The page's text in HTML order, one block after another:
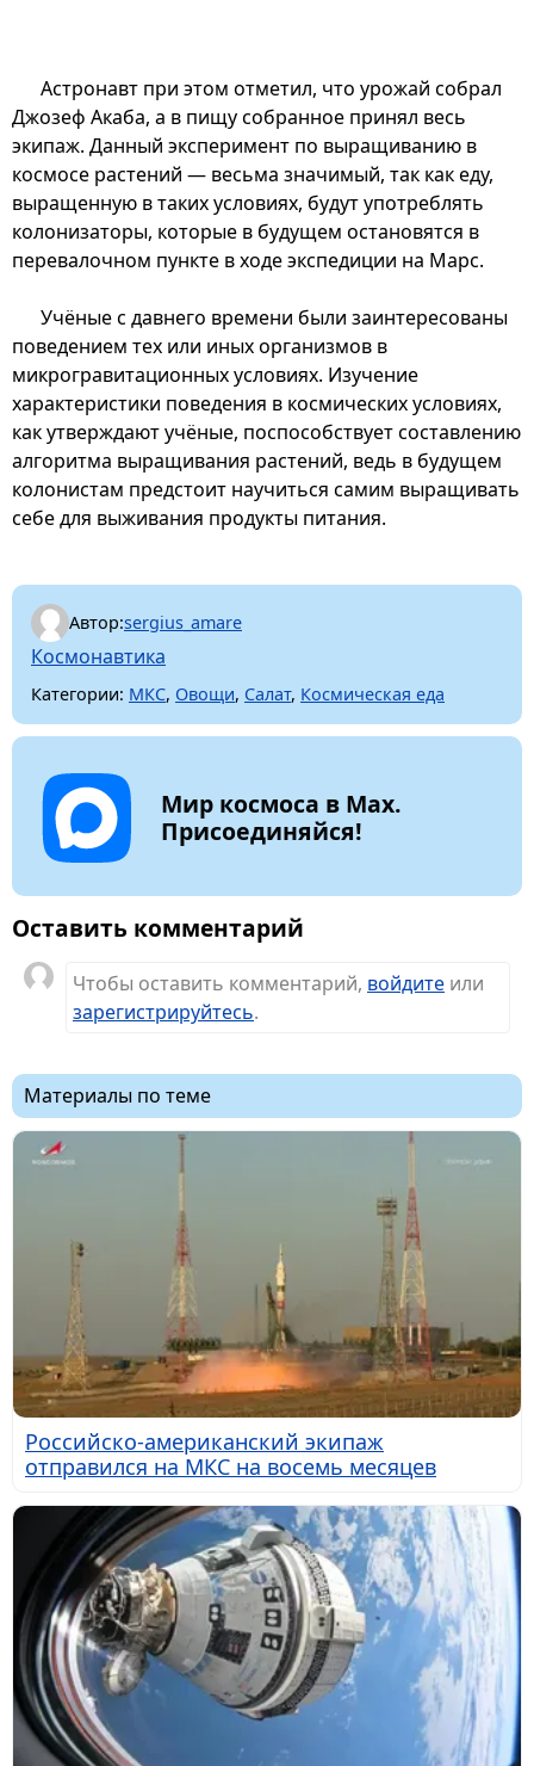
Астронавт при этом отметил, что урожай собрал
Джозеф Акаба, а в пищу собранное принял весь
экипаж. Данный эксперимент по выращиванию в
космосе растений — весьма значимый, так как еду,
выращенную в таких условиях, будут употреблять
колонизаторы, которые в будущем остановятся в
перевалочном пункте в ходе экспедиции на Марс.
Учёные с давнего времени были заинтересованы
поведением тех или иных организмов в
микрогравитационных условиях. Изучение
характеристики поведения в космических условиях,
как утверждают учёные, поспособствует составлению
алгоритма выращивания растений, ведь в будущем
колонистам предстоит научиться самим выращивать
себе для выживания продукты питания.
Автор:sergius_amare
Космонавтика
Категории: МКС, Овощи, Салат, Космическая еда
Мир космоса в Max.
Присоединяйся!
Оставить комментарий
Чтобы оставить комментарий, войдите или
зарегистрируйтесь.
Материалы по теме
Российско-американский экипаж
отправился на МКС на восемь месяцев